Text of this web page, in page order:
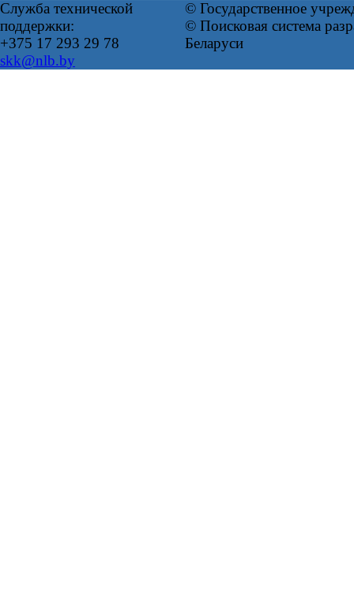
Служба технической
поддержки:
+375 17 293 29 78
skk@nlb.by
© Государственное
© Поисковая система
Беларуси